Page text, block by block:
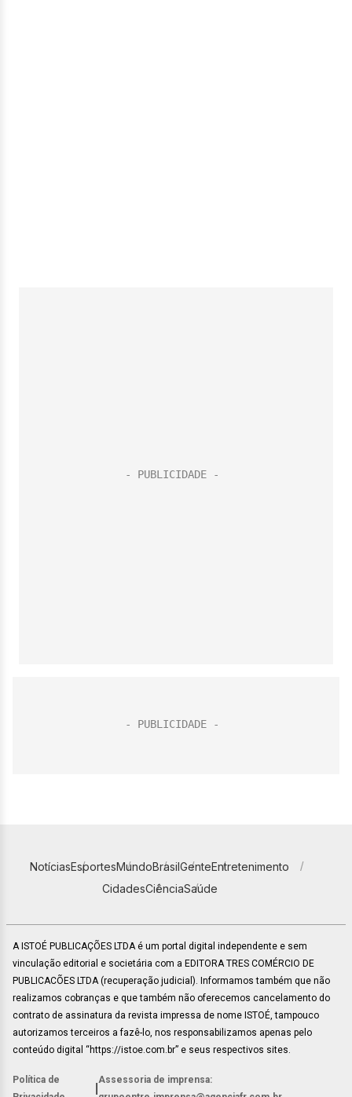
NotíciasEsportesMundoBrasilGenteEntretenimento
CidadesCiênciaSaúde
A ISTOÉ PUBLICAÇÕES LTDA é um portal digital independente e sem
vinculação editorial e societária com a EDITORA TRES COMÉRCIO DE
PUBLICACÕES LTDA (recuperação judicial). Informamos também que não
realizamos cobranças e que também não oferecemos cancelamento do
contrato de assinatura da revista impressa de nome ISTOÉ, tampouco
autorizamos terceiros a fazê-lo, nos responsabilizamos apenas pelo
conteúdo digital “https://istoe.com.br” e seus respectivos sites.
Política de
Assessoria de imprensa: